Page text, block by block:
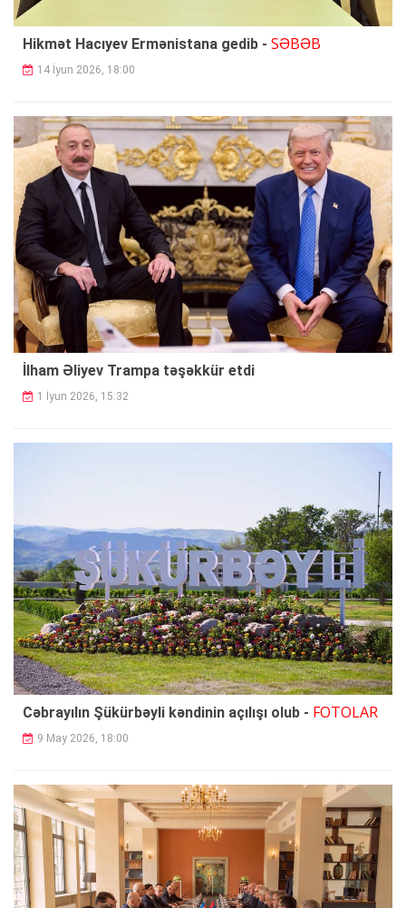
Hikmət Hacıyev Ermənistana gedib - SƏBƏB
14 İyun 2026, 18:00
İlham Əliyev Trampa təşəkkür etdi
1 İyun 2026, 15:32
Cəbrayılın Şükürbəyli kəndinin açılışı olub - FOTOLAR
9 May 2026, 18:00